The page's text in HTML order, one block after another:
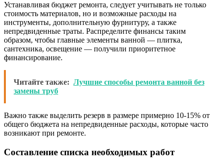
Устанавливая бюджет ремонта, следует учитывать не только
стоимость материалов, но и возможные расходы на
инструменты, дополнительную фурнитуру, а также
непредвиденные траты. Распределите финансы таким
образом, чтобы главные элементы ванной — плитка,
сантехника, освещение — получили приоритетное
финансирование.
Читайте также: Лучшие способы ремонта ванной без
замены труб
Важно также выделить резерв в размере примерно 10-15% от
общего бюджета на непредвиденные расходы, которые часто
возникают при ремонте.
Составление списка необходимых работ